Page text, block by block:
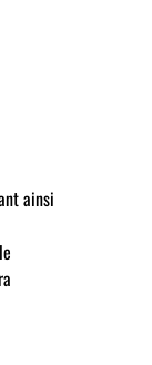
ainsi